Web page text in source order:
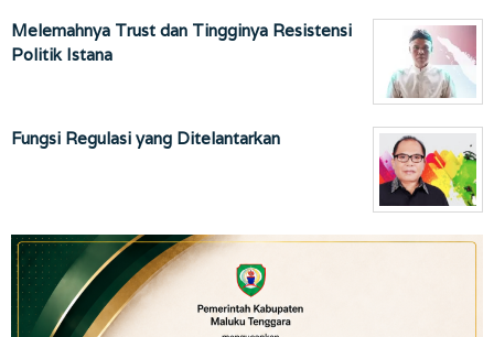
Melemahnya Trust dan Tingginya Resistensi
Politik Istana
Fungsi Regulasi yang Ditelantarkan